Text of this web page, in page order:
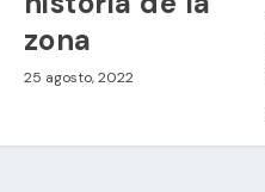
zona
25 agosto, 2022